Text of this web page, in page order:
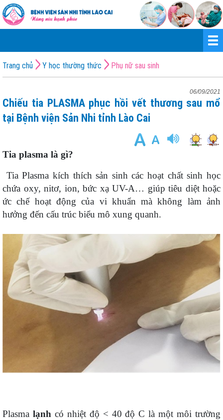
Trang chủ Y học thường thức Phụ nữ sau sinh
06/09/2021
Chiếu tia PLASMA phục hồi vết thương sau mổ
tại Bệnh viện Sản Nhi tỉnh Lào Cai
Tia plasma là gì?
Tia Plasma kích thích sản sinh các hoạt chất sinh học
chứa oxy, nitơ, ion, bức xạ UV-A… giúp tiêu diệt hoặc
ức chế hoạt động của vi khuẩn mà không làm ảnh
hưởng đến cấu trúc biểu mô xung quanh.
Plasma lạnhcó nhiệt độ < 40 độ C là một môi trường